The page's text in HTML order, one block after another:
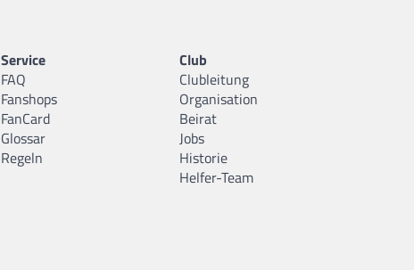
Service
FAQ
Fanshops
FanCard
Glossar
Regeln
Club
Clubleitung
Organisation
Beirat
Jobs
Historie
Helfer-Team